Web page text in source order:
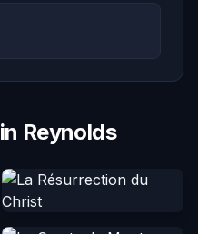
Reynolds